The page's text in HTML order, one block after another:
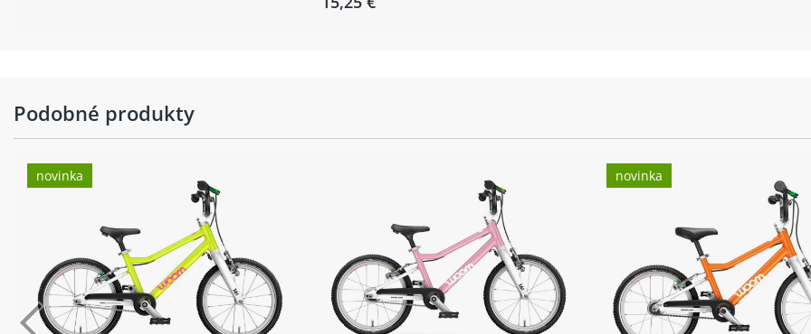
Podobné produkty
novinka novinka